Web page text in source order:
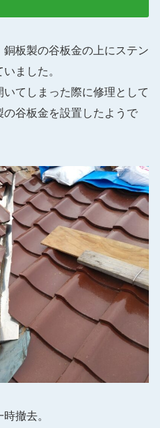
板製の谷板金の上にステン
ました。
てしまった際に修理として
の谷板金を設置したようで
撤去。